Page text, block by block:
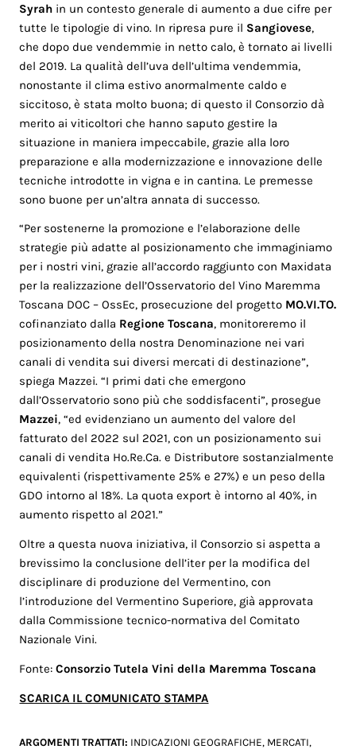
Syrah in un contesto generale di aumento a due cifre per
tutte le tipologie di vino. In ripresa pure il Sangiovese,
che dopo due vendemmie in netto calo, è tornato ai livelli
del 2019. La qualità dell’uva dell’ultima vendemmia,
nonostante il clima estivo anormalmente caldo e
siccitoso, è stata molto buona; di questo il Consorzio dà
merito ai viticoltori che hanno saputo gestire la
situazione in maniera impeccabile, grazie alla loro
preparazione e alla modernizzazione e innovazione delle
tecniche introdotte in vigna e in cantina. Le premesse
sono buone per un’altra annata di successo.
“Per sostenerne la promozione e l’elaborazione delle
strategie più adatte al posizionamento che immaginiamo
per i nostri vini, grazie all’accordo raggiunto con Maxidata
per la realizzazione dell’Osservatorio del Vino Maremma
Toscana DOC – OssEc, prosecuzione del progetto MO.VI.TO.
cofinanziato dalla Regione Toscana, monitoreremo il
posizionamento della nostra Denominazione nei vari
canali di vendita sui diversi mercati di destinazione”,
spiega Mazzei. “I primi dati che emergono
dall’Osservatorio sono più che soddisfacenti”, prosegue
Mazzei, “ed evidenziano un aumento del valore del
fatturato del 2022 sul 2021, con un posizionamento sui
canali di vendita Ho.Re.Ca. e Distributore sostanzialmente
equivalenti (rispettivamente 25% e 27%) e un peso della
GDO intorno al 18%. La quota export è intorno al 40%, in
aumento rispetto al 2021.”
Oltre a questa nuova iniziativa, il Consorzio si aspetta a
brevissimo la conclusione dell’iter per la modifica del
disciplinare di produzione del Vermentino, con
l’introduzione del Vermentino Superiore, già approvata
dalla Commissione tecnico-normativa del Comitato
Nazionale Vini.
Fonte:Consorzio Tutela Vini della Maremma Toscana
SCARICA IL COMUNICATO STAMPA
ARGOMENTI TRATTATI: INDICAZIONI GEOGRAFICHE, MERCATI,